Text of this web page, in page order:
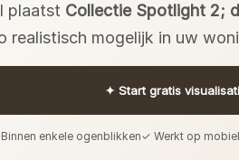
plaatst Collectie Spotlight 2;
realistisch mogelijk in uw
✦ Start gratis
enkele ogenblikken✓ Werkt op mobiel